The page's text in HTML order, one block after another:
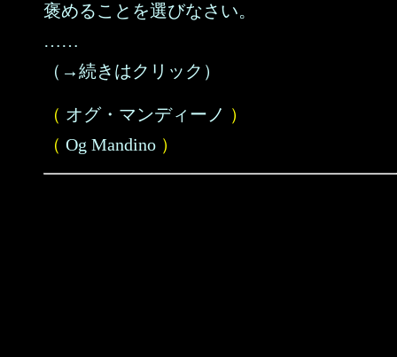
褒めることを選びなさい。
……
（→続きはクリック）
（ オグ・マンディーノ ）
（ Og Mandino ）